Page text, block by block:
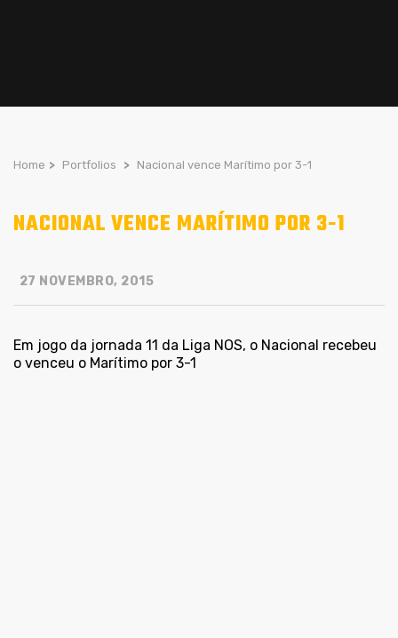
Home > Portfolios > Nacional vence Marítimo por 3-1
NACIONAL VENCE MARÍTIMO POR 3-1
27 NOVEMBRO, 2015
Em jogo da jornada 11 da Liga NOS, o Nacional recebeu
o venceu o Marítimo por 3-1